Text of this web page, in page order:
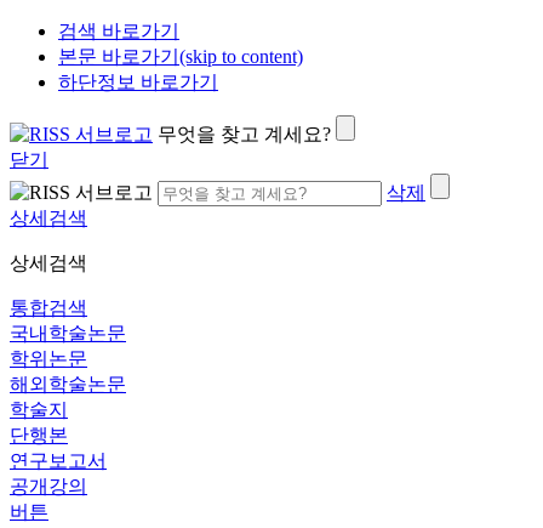
검색 바로가기
본문 바로가기(skip to content)
하단정보 바로가기
무엇을 찾고 계세요?
닫기
삭제
상세검색
상세검색
통합검색
국내학술논문
학위논문
해외학술논문
학술지
단행본
연구보고서
공개강의
버튼